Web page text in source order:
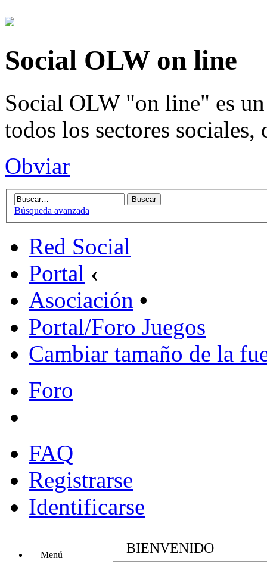
Social OLW on line
Social OLW "on line" es
todos los sectores sociales,
Obviar
Búsqueda avanzada
Red Social
Portal ‹
Asociación •
Portal/Foro Juegos
Cambiar tamaño de la
Foro
FAQ
Registrarse
Identificarse
Menú BIENVENIDO